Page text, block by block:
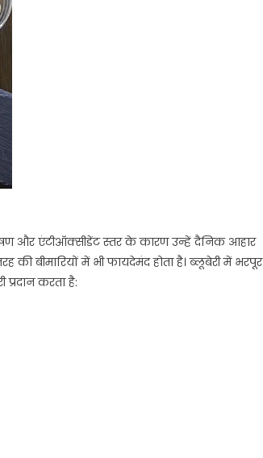
और एंटीऑक्सीडेंट स्तर के कारण उन्हें दैनिक आहार
की बीमारियों में भी फायदेमंद होता है। ब्लूबेरी में भरपूर
करता है: